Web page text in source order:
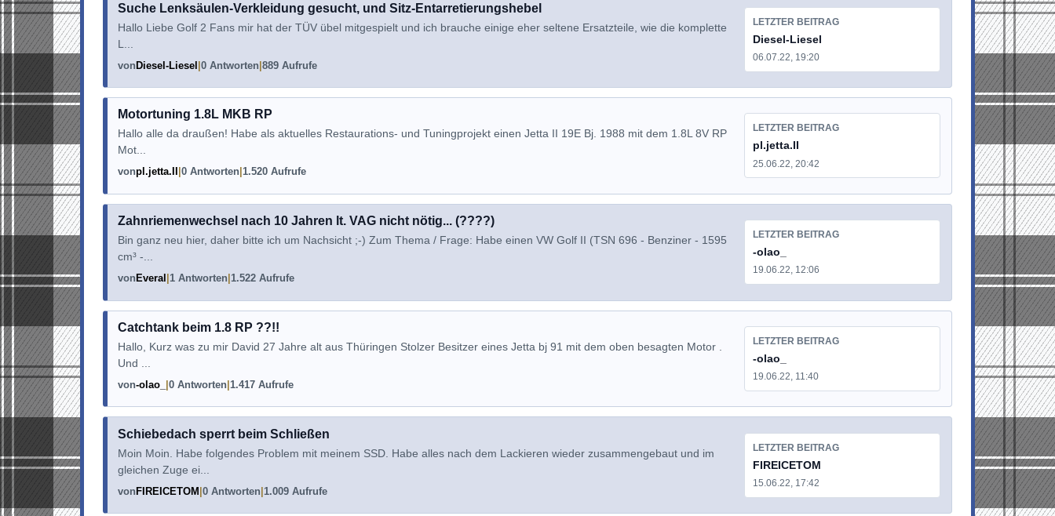
Suche Lenksäulen-Verkleidung gesucht, und Sitz-Entarretierungshebel
Hallo Liebe Golf 2 Fans mir hat der TÜV übel mitgespielt und ich brauche einige eher seltene Ersatzteile, wie die komplette
L...
vonDiesel-Liesel 0 Antworten 889 Aufrufe
LETZTER BEITRAG
Diesel-Liesel
06.07.22, 19:20
Motortuning 1.8L MKB RP
Hallo alle da draußen! Habe als aktuelles Restaurations- und Tuningprojekt einen Jetta II 19E Bj. 1988 mit dem 1.8L 8V RP
Mot...
vonpl.jetta.II 0 Antworten 1.520 Aufrufe
LETZTER BEITRAG
pl.jetta.II
25.06.22, 20:42
Zahnriemenwechsel nach 10 Jahren lt. VAG nicht nötig... (????)
Bin ganz neu hier, daher bitte ich um Nachsicht ;-) Zum Thema / Frage: Habe einen VW Golf II (TSN 696 - Benziner - 1595
cm³ -...
von Everal 1 Antworten 1.522 Aufrufe
LETZTER BEITRAG
-olao_
19.06.22, 12:06
Catchtank beim 1.8 RP ??!!
Hallo, Kurz was zu mir David 27 Jahre alt aus Thüringen Stolzer Besitzer eines Jetta bj 91 mit dem oben besagten Motor .
Und ...
von-olao_ 0 Antworten 1.417 Aufrufe
LETZTER BEITRAG
-olao_
19.06.22, 11:40
Schiebedach sperrt beim Schließen
Moin Moin. Habe folgendes Problem mit meinem SSD. Habe alles nach dem Lackieren wieder zusammengebaut und im
gleichen Zuge ei...
vonFIREICETOM 0 Antworten 1.009 Aufrufe
LETZTER BEITRAG
FIREICETOM
15.06.22, 17:42